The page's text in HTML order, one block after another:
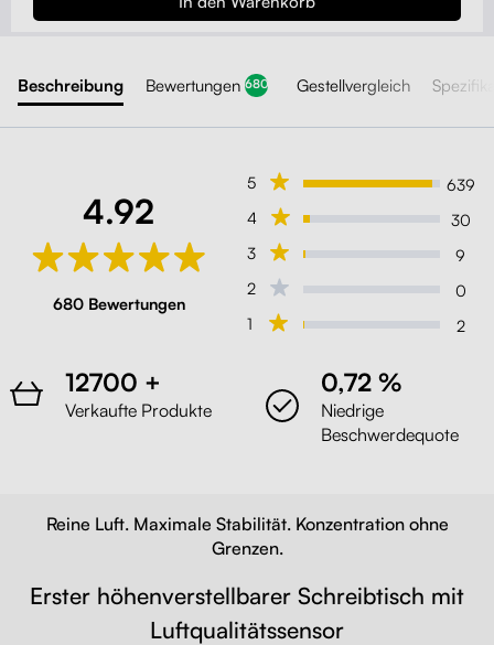
Beschreibung Bewertungen 680 Gestellvergleich
4.92
680 Bewertungen
5
639
4
30
3
9
2
0
1
2
12700 +
Verkaufte Produkte
0,72 %
Niedrige
Beschwerdequote
Reine Luft. Maximale Stabilität. Konzentration ohne
Grenzen.
Erster höhenverstellbarer Schreibtisch mit
Luftqualitätssensor